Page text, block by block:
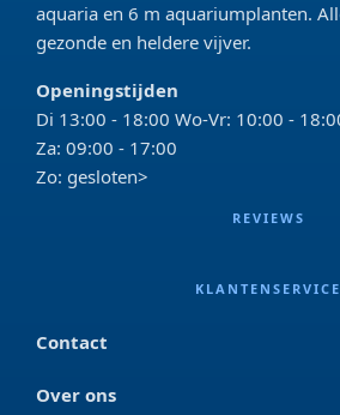
aquaria en 6 m aquariumplanten.
gezonde en heldere vijver.
Openingstijden
Di 13:00 - 18:00 Wo-Vr: 10:00 -
Za: 09:00 - 17:00
Zo: gesloten>
REVIEWS
KLANTENSERVICE
Contact
Over ons